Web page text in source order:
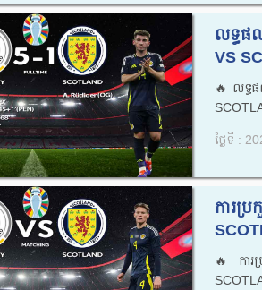
លទ្ធផ
VS
🔥លទ្ធ
ថ្ងៃទី :
ការប្
🔥កា